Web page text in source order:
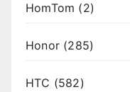
HomTom (2)
Honor (285)
HTC (582)